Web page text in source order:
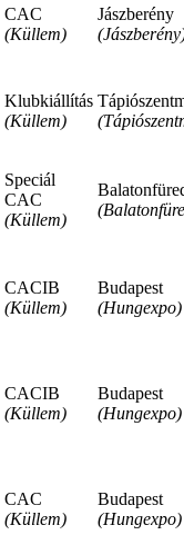
CAC
(Küllem)
Jászberény
Klubkiállítás
(Küllem)
Speciál
CAC
(Küllem)
CACIB
(Küllem)
Budapest
(Hungexpo)
CACIB
(Küllem)
Budapest
(Hungexpo)
CAC
(Küllem)
Budapest
(Hungexpo)